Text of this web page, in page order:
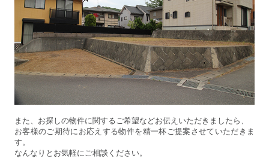
また、お探しの物件に関するご希望などお伝えいただきましたら、
お客様のご期待にお応えする物件を精一杯ご提案させていただきま
す。
なんなりとお気軽にご相談ください。